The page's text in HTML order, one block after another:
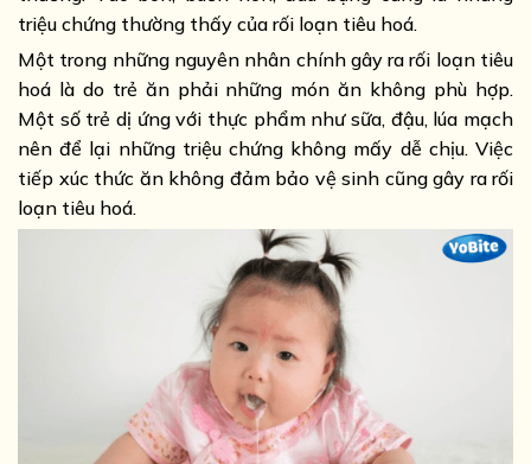
triệu chứng thường thấy của rối loạn tiêu hoá.
Một trong những nguyên nhân chính gây ra rối loạn tiêu
hoá là do trẻ ăn phải những món ăn không phù hợp.
Một số trẻ dị ứng với thực phẩm như sữa, đậu, lúa mạch
nên để lại những triệu chứng không mấy dễ chịu. Việc
tiếp xúc thức ăn không đảm bảo vệ sinh cũng gây ra rối
loạn tiêu hoá.